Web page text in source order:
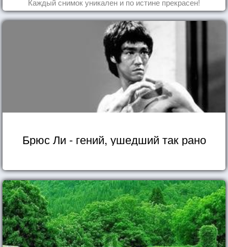
Каждый снимок уникален и по истине прекрасен!
Брюс Ли - гений, ушедший так рано